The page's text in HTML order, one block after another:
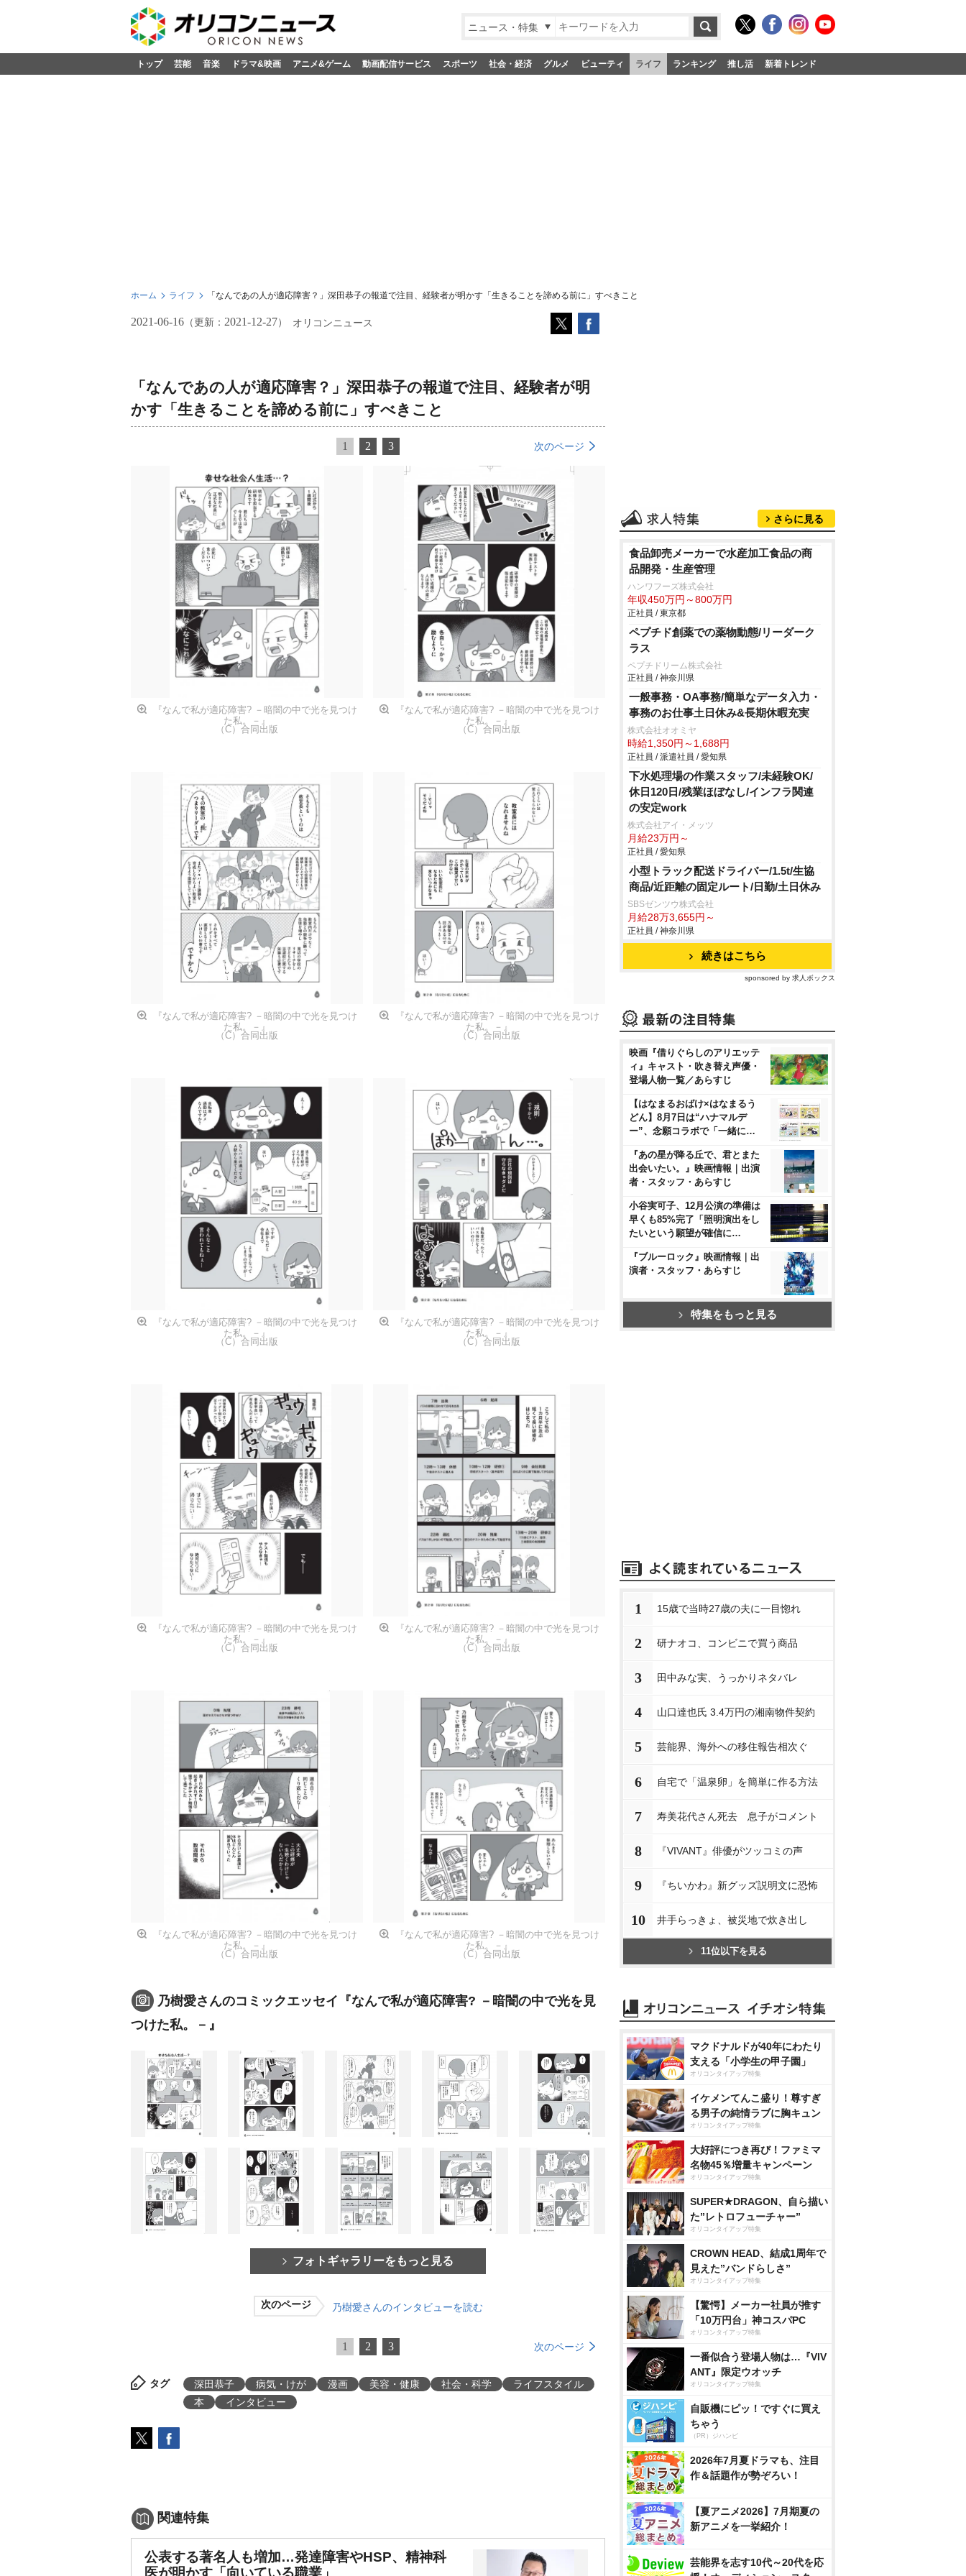
ニュース・特集
トップ 芸能 音楽 ドラマ&映画 アニメ&ゲーム 動画配信サービス スポーツ 社会・経済 グルメ ビューティ ライフ ランキング 推し活 新着トレンド
ホーム ライフ 「なんであの人が適応障害？」深田恭子の報道で注目、経験者が明かす「生きることを諦める前に」すべきこと
2021-06-16 （更新： 2021-12-27） オリコンニュース
「なんであの人が適応障害？」深田恭子の報道で注目、経験者が明
かす「生きることを諦める前に」すべきこと
1 2 3 次のページ
『なんで私が適応障害? －暗闇の中で光を見つけ
た私。－』
（C）合同出版
『なんで私が適応障害? －暗闇の中で光を見つけ
た私。－』
（C）合同出版
『なんで私が適応障害? －暗闇の中で光を見つけ
た私。－』
（C）合同出版
『なんで私が適応障害? －暗闇の中で光を見つけ
た私。－』
（C）合同出版
『なんで私が適応障害? －暗闇の中で光を見つけ
た私。－』
（C）合同出版
『なんで私が適応障害? －暗闇の中で光を見つけ
た私。－』
（C）合同出版
『なんで私が適応障害? －暗闇の中で光を見つけ
た私。－』
（C）合同出版
『なんで私が適応障害? －暗闇の中で光を見つけ
た私。－』
（C）合同出版
『なんで私が適応障害? －暗闇の中で光を見つけ
た私。－』
（C）合同出版
『なんで私が適応障害? －暗闇の中で光を見つけ
た私。－』
（C）合同出版
乃樹愛さんのコミックエッセイ『なんで私が適応障害? －暗闇の中で光を見
つけた私。－』
フォトギャラリーをもっと見る
次のページ 乃樹愛さんのインタビューを読む
1 2 3 次のページ
タグ 深田恭子 病気・けが 漫画 美容・健康 社会・科学
ライフスタイル
本
インタビュー
関連特集
公表する著名人も増加…発達障害やHSP、精神科
医が明かす「向いている職業」
さらに見る
食品卸売メーカーで水産加工食品の商
品開発・生産管理
ハンワフーズ株式会社
年収450万円～800万円
正社員 / 東京都
ペプチド創薬での薬物動態/リーダーク
ラス
ペプチドリーム株式会社
正社員 / 神奈川県
一般事務・OA事務/簡単なデータ入力・
事務のお仕事土日休み&長期休暇充実
株式会社オオミヤ
時給1,350円～1,688円
正社員 / 派遣社員 / 愛知県
下水処理場の作業スタッフ/未経験OK/
休日120日/残業ほぼなし/インフラ関連
の安定work
株式会社アイ・メッツ
月給23万円～
正社員 / 愛知県
小型トラック配送ドライバー/1.5t/生協
商品/近距離の固定ルート/日勤/土日休み
SBSゼンツウ株式会社
月給28万3,655円～
正社員 / 神奈川県
続きはこちら
sponsored by 求人ボックス
映画『借りぐらしのアリエッテ
ィ』キャスト・吹き替え声優・
登場人物一覧／あらすじ
【はなまるおばけ×はなまるう
どん】8月7日は“ハナマルデ
ー”、念願コラボで「一緒に…
『あの星が降る丘で、君とまた
出会いたい。』映画情報｜出演
者・スタッフ・あらすじ
小谷実可子、12月公演の準備は
早くも85%完了「照明演出をし
たいという願望が確信に…
『ブルーロック』映画情報｜出
演者・スタッフ・あらすじ
特集をもっと見る
1 15歳で当時27歳の夫に一目惚れ
2 研ナオコ、コンビニで買う商品
3 田中みな実、うっかりネタバレ
4 山口達也氏 3.4万円の湘南物件契約
5 芸能界、海外への移住報告相次ぐ
6 自宅で「温泉卵」を簡単に作る方法
7 寿美花代さん死去 息子がコメント
8 『VIVANT』俳優がツッコミの声
9 『ちいかわ』新グッズ説明文に恐怖
10 井手らっきょ、被災地で炊き出し
11位以下を見る
マクドナルドが40年にわたり
支える「小学生の甲子園」
オリコンタイアップ特集
イケメンてんこ盛り！尊すぎ
る男子の純情ラブに胸キュン
オリコンタイアップ特集
大好評につき再び！ファミマ
名物45％増量キャンペーン
オリコンタイアップ特集
SUPER★DRAGON、自ら描い
た”レトロフューチャー”
オリコンタイアップ特集
CROWN HEAD、結成1周年で
見えた”バンドらしさ”
オリコンタイアップ特集
【驚愕】メーカー社員が推す
「10万円台」神コスパPC
オリコンタイアップ特集
一番似合う登場人物は…『VIV
ANT』限定ウオッチ
オリコンタイアップ特集
自販機にピッ！ですぐに買え
ちゃう
（PR）ジハンピ
2026年7月夏ドラマも、注目
作＆話題作が勢ぞろい！
【夏アニメ2026】7月期夏の
新アニメを一挙紹介！
芸能界を志す10代～20代を応